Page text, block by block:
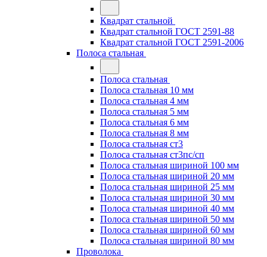
Квадрат стальной
Квадрат стальной ГОСТ 2591-88
Квадрат стальной ГОСТ 2591-2006
Полоса стальная
Полоса стальная
Полоса стальная 10 мм
Полоса стальная 4 мм
Полоса стальная 5 мм
Полоса стальная 6 мм
Полоса стальная 8 мм
Полоса стальная ст3
Полоса стальная ст3пс/сп
Полоса стальная шириной 100 мм
Полоса стальная шириной 20 мм
Полоса стальная шириной 25 мм
Полоса стальная шириной 30 мм
Полоса стальная шириной 40 мм
Полоса стальная шириной 50 мм
Полоса стальная шириной 60 мм
Полоса стальная шириной 80 мм
Проволока